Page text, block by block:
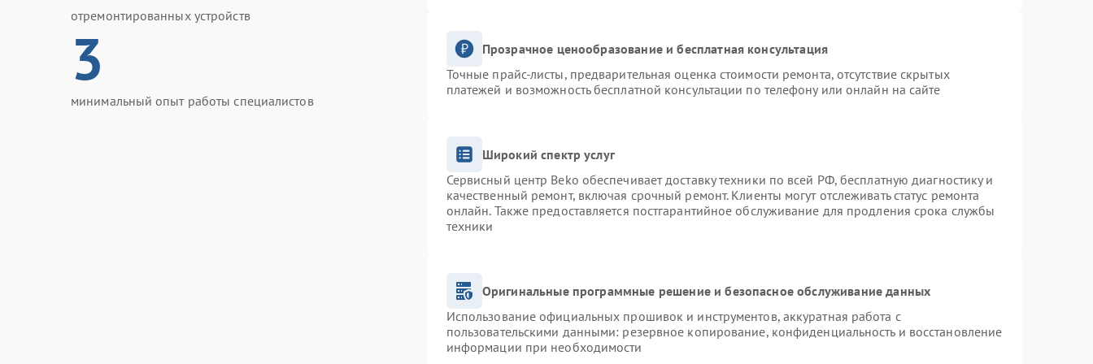
отремонтированных устройств
3
минимальный опыт работы специалистов
Прозрачное ценообразование и бесплатная консультация
Точные прайс-листы, предварительная оценка стоимости ремонта, отсутствие скрытых
платежей и возможность бесплатной консультации по телефону или онлайн на сайте
Широкий спектр услуг
Сервисный центр Beko обеспечивает доставку техники по всей РФ, бесплатную диагностику и
качественный ремонт, включая срочный ремонт. Клиенты могут отслеживать статус ремонта
онлайн. Также предоставляется постгарантийное обслуживание для продления срока службы
техники
Оригинальные программные решение и безопасное обслуживание данных
Использование официальных прошивок и инструментов, аккуратная работа с
пользовательскими данными: резервное копирование, конфиденциальность и восстановление
информации при необходимости